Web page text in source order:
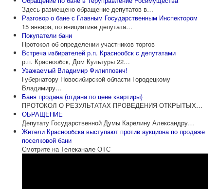
Здесь размещено обращение депутатов в…
Разговор о бане с Главным Государственным Инспектором
15 января, по инициативе депутата…
Покупатели бани
Протокол об определении участников торгов
Встреча избирателей р.п. Краснообск с депутатами
р.п. Краснообск, Дом Культуры 22…
Уважаемый Владимир Филиппович!
Губернатору Новосибирской области Городецкому
Владимиру…
Баня продана (отдана по цене квартиры)
ПРОТОКОЛ О РЕЗУЛЬТАТАХ ПРОВЕДЕНИЯ ОТКРЫТЫХ…
ОБРАЩЕНИЕ
Депутату Государственной Думы Карелину Александру…
Жители Краснообска выступают против аукциона по продаже
поселковой бани
Смотрите на Телеканале ОТС